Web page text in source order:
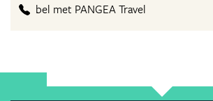
bel met PANGEA Travel